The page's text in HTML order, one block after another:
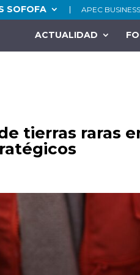
SOFOFA APEC
ACTUALIDAD
tierras raras